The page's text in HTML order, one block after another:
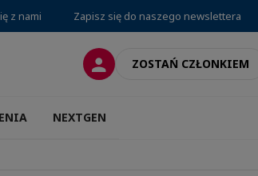
z nami Zapisz się do naszego newslettera
LOGOWANIEZOSTAŃ CZŁONKIEM
NEXTGEN